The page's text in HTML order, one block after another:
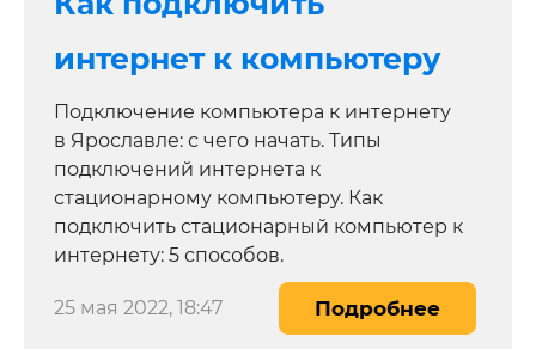
интернет к компьютеру
Подключение компьютера к интернету
в Ярославле: с чего начать. Типы
подключений интернета к
стационарному компьютеру. Как
подключить стационарный компьютер к
интернету: 5 способов.
25 мая 2022, 18:47 Подробнее